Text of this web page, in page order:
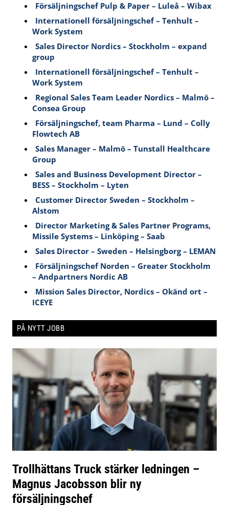
Försäljningschef Pulp & Paper – Luleå – Wibax
Internationell försäljningschef – Tenhult –
Work System
Sales Director Nordics – Stockholm – expand
group
Internationell försäljningschef – Tenhult –
Work System
Regional Sales Team Leader Nordics – Malmö –
Consea Group
Försäljningschef, team Pharma – Lund – Colly
Flowtech AB
Sales Manager – Malmö – Tunstall Healthcare
Group
Sales and Business Development Director –
BESS – Stockholm – Lyten
Customer Director Sweden – Stockholm –
Alstom
Director Marketing & Sales Partner Programs,
Missile Systems – Linköping – Saab
Sales Director – Sweden – Helsingborg – LEMAN
Försäljningschef Norden – Greater Stockholm
– Andpartners Nordic AB
Mission Sales Director, Nordics – Okänd ort –
ICEYE
PÅ NYTT JOBB
Trollhättans Truck stärker ledningen –
Magnus Jacobsson blir ny
försäljningschef